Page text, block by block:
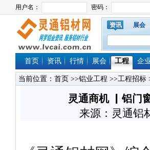
资讯 展会
首页 资讯 行情 展会 工程 企
当前位置： 首页 >>铝业工程 >>工程招标
灵通商机 ▏铝门
来源：灵通铝